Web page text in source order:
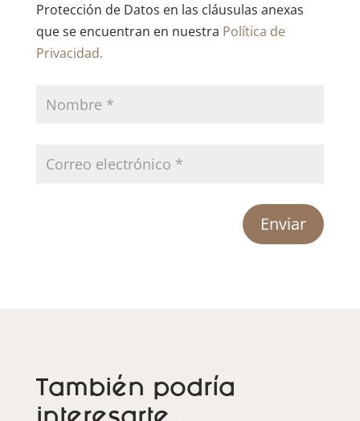
Protección de Datos en las cláusulas anexas
que se encuentran en nuestra Política de
Privacidad.
Enviar
También podría